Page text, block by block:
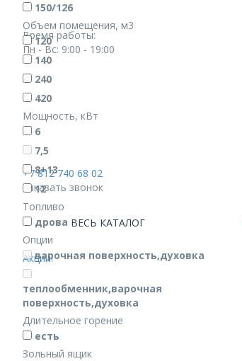
Время работы:
Пн - Вс: 9:00 - 19:00
+7 812 740 68 02
Заказать звонок
ВЕСЬ КАТАЛОГ
Акции!
150/126
Объем помещения, м3
120
140
240
420
Мощность, кВт
6
7,5
8+13
12
Топливо
дрова
Опции
варочная поверхность,духовка
теплообменник,варочная
поверхность,духовка
Длительное горение
есть
Зольный ящик